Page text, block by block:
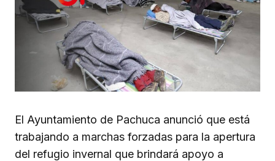
El Ayuntamiento de Pachuca anunció que está
trabajando a marchas forzadas para la apertura
del refugio invernal que brindará apoyo a